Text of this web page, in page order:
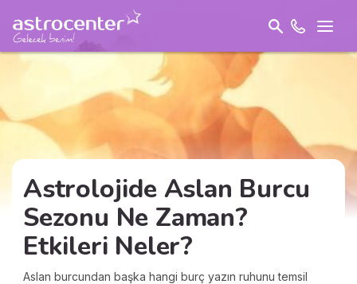
Astrolojide Aslan Burcu
Sezonu Ne Zaman?
Etkileri Neler?
Aslan burcundan başka hangi burç yazın ruhunu temsil